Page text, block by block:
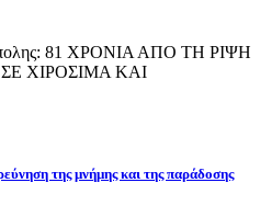
81 ΧΡΟΝΙΑ ΑΠΟ ΤΗ ΡΙΨΗ
ΧΙΡΟΣΙΜΑ ΚΑΙ
της μνήμης και της παράδοσης